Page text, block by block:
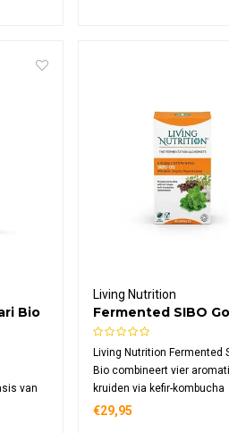
Bio
van
Living Nutrition
Fermented SIBO
Living Nutrition Fermented
Bio combineert vier
kruiden via kefir-kombucha
fermentatie. Deze formule
€29,95